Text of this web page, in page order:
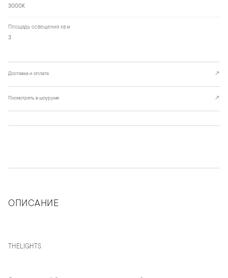
3000К
Площадь освещения кв.м
3
Доставка и оплата ↗
Посмотреть в шоуруме ↗
ОПИСАНИЕ
THELIGHTS